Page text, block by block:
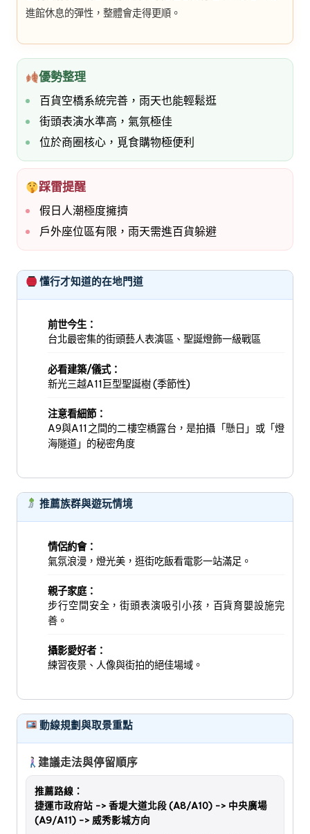
進館休息的彈性，整體會走得更順。
優勢整理
百貨空橋系統完善，雨天也能輕鬆逛
街頭表演水準高，氣氛極佳
位於商圈核心，覓食購物極便利
踩雷提醒
假日人潮極度擁擠
戶外座位區有限，雨天需進百貨躲避
懂行才知道的在地門道
前世今生：
台北最密集的街頭藝人表演區、聖誕燈飾一級戰區
必看建築/儀式：
新光三越A11巨型聖誕樹 (季節性)
注意看細節：
A9與A11之間的二樓空橋露台，是拍攝「懸日」或「燈
海隧道」的秘密角度
推薦族群與遊玩情境
情侶約會：
氣氛浪漫，燈光美，逛街吃飯看電影一站滿足。
親子家庭：
步行空間安全，街頭表演吸引小孩，百貨育嬰設施完
善。
攝影愛好者：
練習夜景、人像與街拍的絕佳場域。
動線規劃與取景重點
建議走法與停留順序
推薦路線：
捷運市政府站 -> 香堤大道北段 (A8/A10) -> 中央廣場
(A9/A11) -> 威秀影城方向